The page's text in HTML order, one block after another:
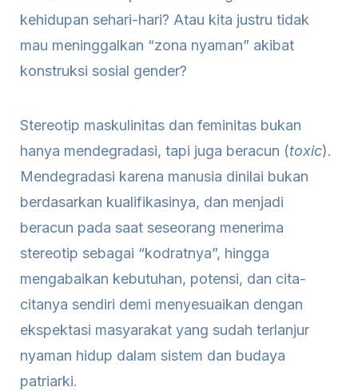
kehidupan sehari-hari? Atau kita justru tidak
mau meninggalkan “zona nyaman” akibat
konstruksi sosial gender?
Stereotip maskulinitas dan feminitas bukan
hanya mendegradasi, tapi juga beracun (toxic).
Mendegradasi karena manusia dinilai bukan
berdasarkan kualifikasinya, dan menjadi
beracun pada saat seseorang menerima
stereotip sebagai “kodratnya”, hingga
mengabaikan kebutuhan, potensi, dan cita-
citanya sendiri demi menyesuaikan dengan
ekspektasi masyarakat yang sudah terlanjur
nyaman hidup dalam sistem dan budaya
patriarki.